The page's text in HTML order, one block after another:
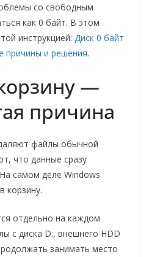
со свободным
как 0 байт. В этом
инструкцией: Диск 0 байт
и решения.
—
причина
файлы обычной
что данные сразу
самом деле Windows
корзину.
отдельно на каждом
с диска D:, внешнего HDD
занимать место